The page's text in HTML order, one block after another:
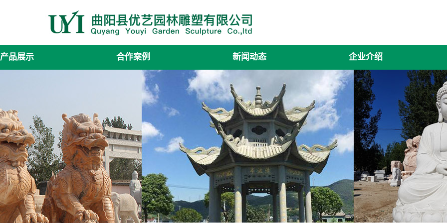
产品展示 合作案例 新闻动态 企业介绍